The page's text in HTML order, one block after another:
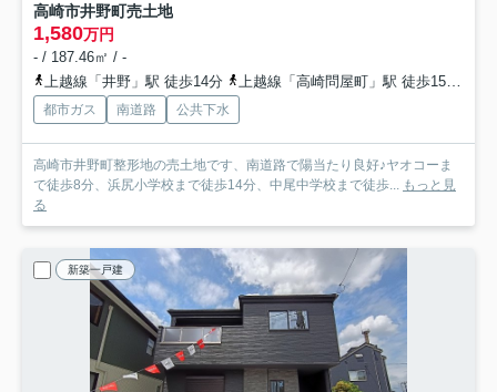
高崎市井野町売土地
1,580万円
- / 187.46㎡ / -
上越線「井野」駅 徒歩14分
上越線「高崎問屋町」駅 徒歩15分
都市ガス 南道路 公共下水
高崎市井野町整形地の売土地です、南道路で陽当たり良好♪ヤオコーま
で徒歩8分、浜尻小学校まで徒歩14分、中尾中学校まで徒歩... もっと見
る
新築一戸建